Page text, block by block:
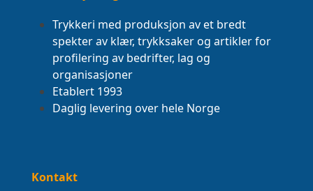
Trykkeri med produksjon av et bredt
spekter av klær, trykksaker og artikler for
profilering av bedrifter, lag og
organisasjoner
Etablert 1993
Daglig levering over hele Norge
Kontakt